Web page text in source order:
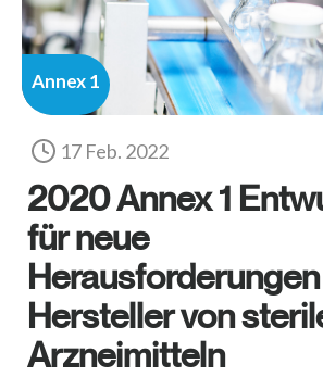
Annex 1
17 Feb. 2022
2020 Annex 1
für neue
Hersteller von
Arzneimitteln